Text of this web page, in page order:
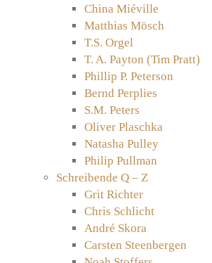
China Miéville
Matthias Mösch
T.S. Orgel
T. A. Payton (Tim Pratt)
Phillip P. Peterson
Bernd Perplies
S.M. Peters
Oliver Plaschka
Natasha Pulley
Philip Pullman
Schreibende Q – Z
Grit Richter
Chris Schlicht
André Skora
Carsten Steenbergen